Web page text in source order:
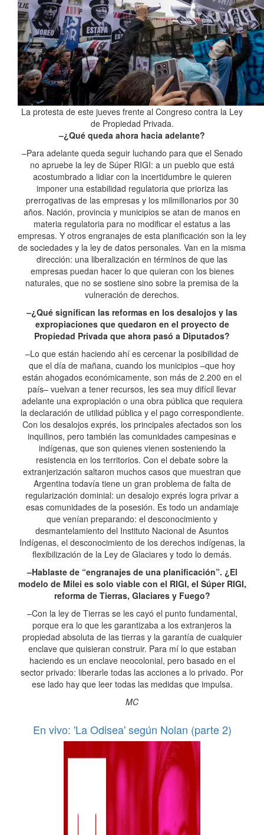
La protesta de este jueves frente al Congreso contra la Ley
de Propiedad Privada.
–¿Qué queda ahora hacia adelante?
–Para adelante queda seguir luchando para que el Senado
no apruebe la ley de Súper RIGI: a un pueblo que está
acostumbrado a lidiar con la incertidumbre le quieren
imponer una estabilidad regulatoria que prioriza las
prerrogativas de las empresas y los milmillonarios por 30
años. Nación, provincia y municipios se atan de manos en
materia regulatoria para no modificar el estatus a las
empresas. Y otros engranajes de esta planificación son la ley
de sociedades y la ley de datos personales. Van en la misma
dirección: una liberalización en términos de que las
empresas puedan hacer lo que quieran con los bienes
naturales, que no se sostiene sino sobre la premisa de la
vulneración de derechos.
–¿Qué significan las reformas en los desalojos y las
expropiaciones que quedaron en el proyecto de
Propiedad Privada que ahora pasó a Diputados?
–Lo que están haciendo ahí es cercenar la posibilidad de
que el día de mañana, cuando los municipios –que hoy
están ahogados económicamente, son más de 2.200 en el
país– vuelvan a tener recursos, les sea muy difícil llevar
adelante una expropiación o una obra pública que requiera
la declaración de utilidad pública y el pago correspondiente.
Con los desalojos exprés, los principales afectados son los
inquilinos, pero también las comunidades campesinas e
indígenas, que son quienes vienen sosteniendo la
resistencia en los territorios. Con el debate sobre la
extranjerización saltaron muchos casos que muestran que
Argentina todavía tiene un gran problema de falta de
regularización dominial: un desalojo exprés logra privar a
esas comunidades de la posesión. Es todo un andamiaje
que venían preparando: el desconocimiento y
desmantelamiento del Instituto Nacional de Asuntos
Indígenas, el desconocimiento de los derechos indígenas, la
flexibilización de la Ley de Glaciares y todo lo demás.
–Hablaste de “engranajes de una planificación”. ¿El
modelo de Milei es solo viable con el RIGI, el Súper RIGI,
reforma de Tierras, Glaciares y Fuego?
–Con la ley de Tierras se les cayó el punto fundamental,
porque era lo que les garantizaba a los extranjeros la
propiedad absoluta de las tierras y la garantía de cualquier
enclave que quisieran construir. Para mí lo que estaban
haciendo es un enclave neocolonial, pero basado en el
sector privado: liberarle todas las acciones a lo privado. Por
ese lado hay que leer todas las medidas que impulsa.
MC
En vivo: 'La Odisea' según Nolan (parte 2)